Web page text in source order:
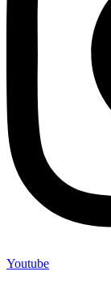
Youtube